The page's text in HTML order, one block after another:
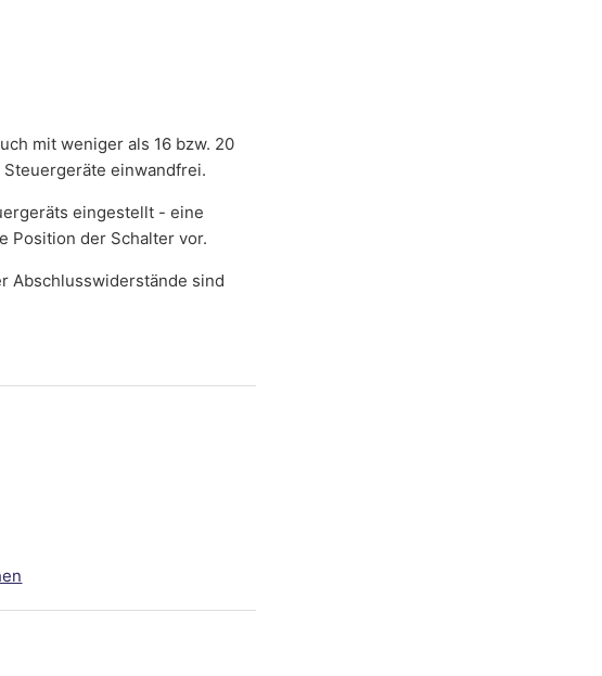
mit weniger als 16 bzw. 20
einwandfrei.
eingestellt - eine
Position der Schalter vor.
Abschlusswiderstände sind